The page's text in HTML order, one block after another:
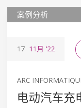
案例分析
17 11月 '22
ARC
电动汽车充